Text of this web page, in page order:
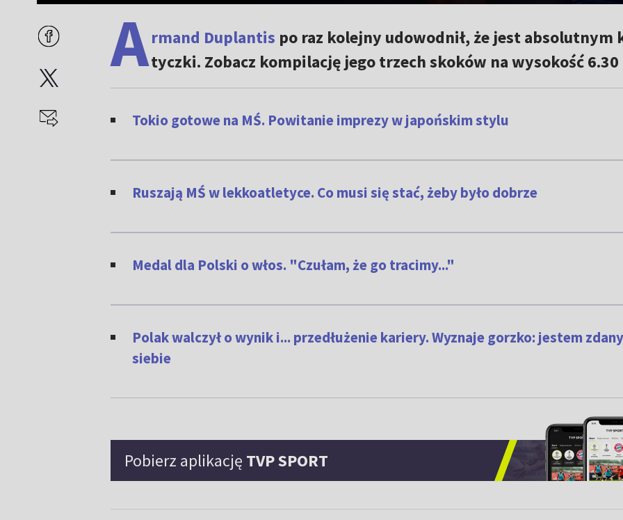
Armand Duplantis po raz kolejny udowodnił, że jest absolutnym
tyczki. Zobacz kompilację jego trzech skoków na wysokość
Tokio gotowe na MŚ. Powitanie imprezy w japońskim stylu
Ruszają MŚ w lekkoatletyce. Co musi się stać, żeby było dobrze
Medal dla Polski o włos. "Czułam, że go tracimy..."
Polak walczył o wynik i... przedłużenie kariery. Wyznaje gorzko: jestem
siebie
Pobierz aplikację TVP SPORT